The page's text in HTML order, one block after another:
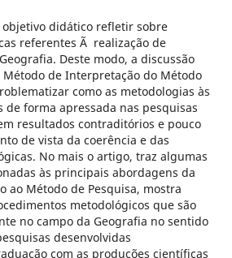
objetivo didático refletir sobre
referentes Ã realização de
Deste modo, a discussão
de Interpretação do Método
como as metodologias às
de forma apressada nas pesquisas
resultados contraditórios e pouco
de vista da coerência e das
No mais o artigo, traz algumas
às principais abordagens da
ao Método de Pesquisa, mostra
metodológicos que são
no campo da Geografia no sentido
desenvolvidas
com as produções científicas